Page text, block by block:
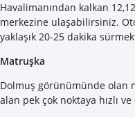
Havalimanından kalkan
merkezine ulaşabilirsiniz.
yaklaşık 20-25 dakika
Matruşka
Dolmuş görünümünde olan
alan pek çok noktaya hızlı